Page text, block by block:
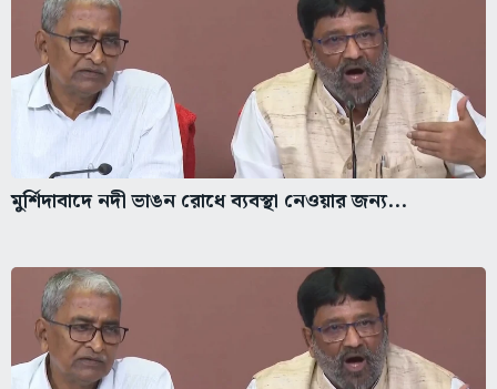
মুর্শিদাবাদে নদী ভাঙন রোধে ব্যবস্থা নেওয়ার জন্য...